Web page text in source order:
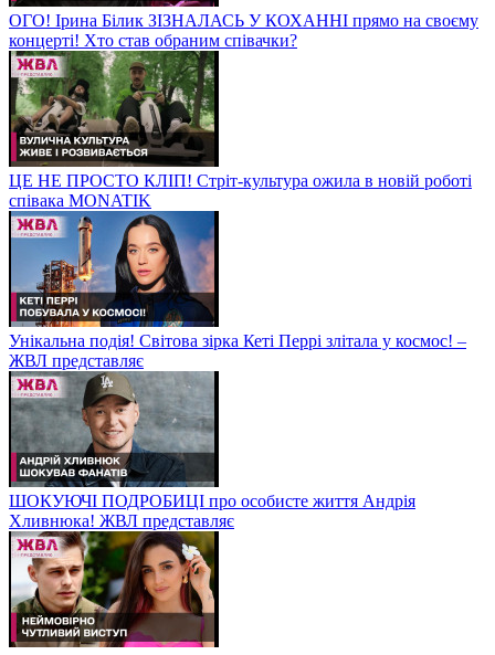
ОГО! Ірина Білик ЗІЗНАЛАСЬ У КОХАННІ прямо на своєму
концерті! Хто став обраним співачки?
ЦЕ НЕ ПРОСТО КЛІП! Стріт-культура ожила в новій роботі
співака MONATIK
Унікальна подія! Світова зірка Кеті Перрі злітала у космос! –
ЖВЛ представляє
ШОКУЮЧІ ПОДРОБИЦІ про особисте життя Андрія
Хливнюка! ЖВЛ представляє